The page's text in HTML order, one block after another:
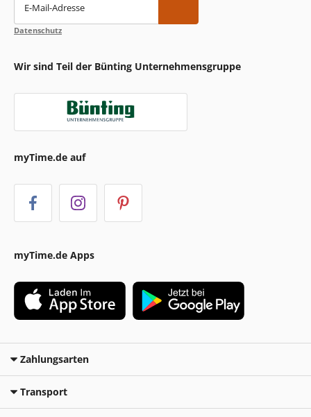
E-Mail-Adresse
Datenschutz
Wir sind Teil der Bünting Unternehmensgruppe
myTime.de auf
myTime.de Apps
Zahlungsarten
Transport